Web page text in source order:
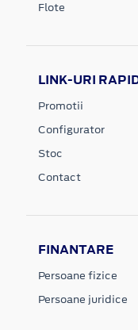
Flote
LINK-URI
Promotii
Configurator
Stoc
Contact
FINANTARE
Persoane fizice
Persoane juridice